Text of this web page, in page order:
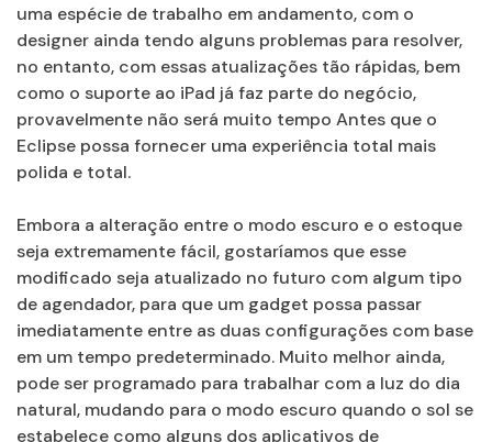
uma espécie de trabalho em andamento, com o
designer ainda tendo alguns problemas para resolver,
no entanto, com essas atualizações tão rápidas, bem
como o suporte ao iPad já faz parte do negócio,
provavelmente não será muito tempo Antes que o
Eclipse possa fornecer uma experiência total mais
polida e total.
Embora a alteração entre o modo escuro e o estoque
seja extremamente fácil, gostaríamos que esse
modificado seja atualizado no futuro com algum tipo
de agendador, para que um gadget possa passar
imediatamente entre as duas configurações com base
em um tempo predeterminado. Muito melhor ainda,
pode ser programado para trabalhar com a luz do dia
natural, mudando para o modo escuro quando o sol se
estabelece como alguns dos aplicativos de